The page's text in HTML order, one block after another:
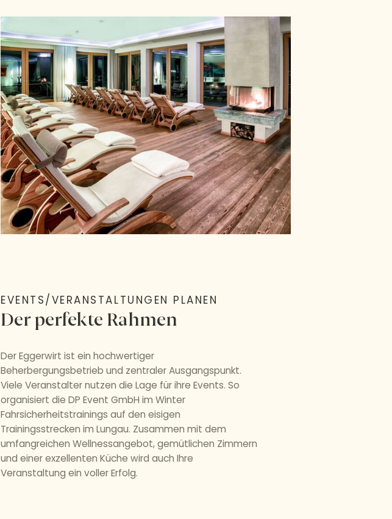
EVENTS/VERANSTALTUNGEN PLANEN
Der perfekte Rahmen
Der Eggerwirt ist ein hochwertiger
Beherbergungsbetrieb und zentraler Ausgangspunkt.
Viele Veranstalter nutzen die Lage für ihre Events. So
organisiert die DP Event GmbH im Winter
Fahrsicherheitstrainings auf den eisigen
Trainingsstrecken im Lungau. Zusammen mit dem
umfangreichen Wellnessangebot, gemütlichen Zimmern
und einer exzellenten Küche wird auch Ihre
Veranstaltung ein voller Erfolg.